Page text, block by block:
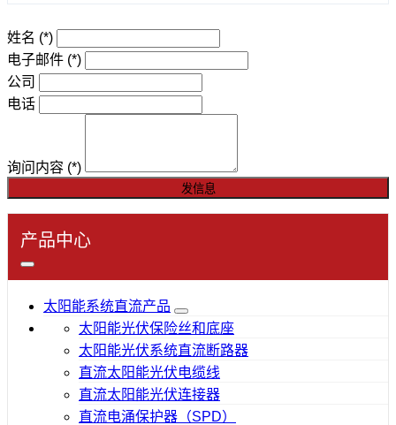
姓名 (*)
电子邮件 (*)
公司
电话
询问内容 (*)
发信息
产品中心
太阳能系统直流产品
太阳能光伏保险丝和底座
太阳能光伏系统直流断路器
直流太阳能光伏电缆线
直流太阳能光伏连接器
直流电涌保护器（SPD）